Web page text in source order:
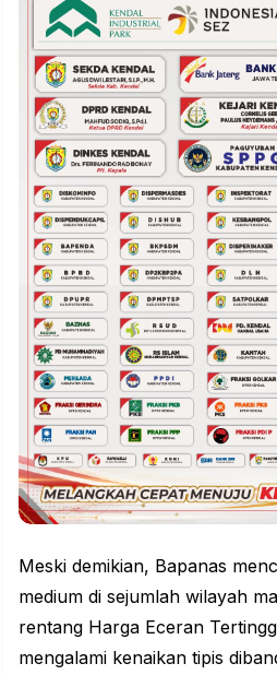
Meski demikian, Bapanas
medium di sejumlah wilayah
rentang Harga Eceran
mengalami kenaikan tipis